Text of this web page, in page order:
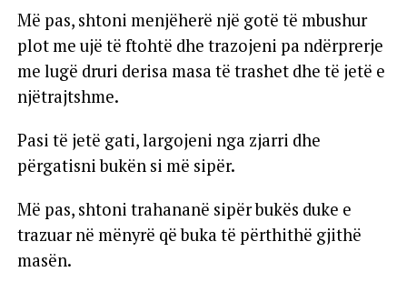
Më pas, shtoni menjëherë një gotë të mbushur
plot me ujë të ftohtë dhe trazojeni pa ndërprerje
me lugë druri derisa masa të trashet dhe të jetë e
njëtrajtshme.
Pasi të jetë gati, largojeni nga zjarri dhe
përgatisni bukën si më sipër.
Më pas, shtoni trahananë sipër bukës duke e
trazuar në mënyrë që buka të përthithë gjithë
masën.